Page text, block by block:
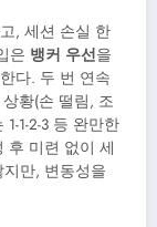
, 세션 손실 한
은 뱅커 우선을
다. 두 번 연속
황(손 떨림, 조
1-2-3 등 완만한
후 미련 없이 세
만, 변동성을